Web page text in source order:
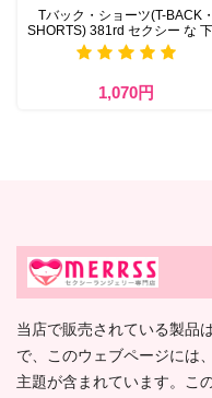
Tバック・ショーツ(T-BACK・
SHORTS) 381rd セクシー な
1,070円
当店で販売されている製品
で、このウェブページには
主題が含まれています。こ